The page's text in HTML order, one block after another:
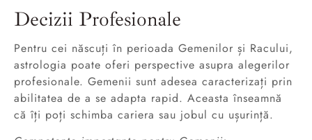
Decizii Profesionale
Pentru cei născuți în perioada Gemenilor și Racului,
astrologia poate oferi perspective asupra alegerilor
profesionale. Gemenii sunt adesea caracterizați prin
abilitatea de a se adapta rapid. Aceasta înseamnă
că îți poți schimba cariera sau jobul cu ușurință.